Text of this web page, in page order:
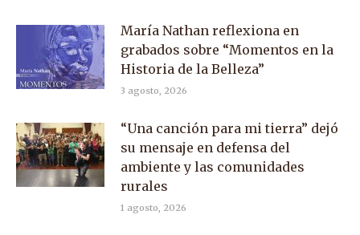
María Nathan reflexiona en
grabados sobre “Momentos en la
Historia de la Belleza”
3 agosto, 2026
“Una canción para mi tierra” dejó
su mensaje en defensa del
ambiente y las comunidades
rurales
1 agosto, 2026